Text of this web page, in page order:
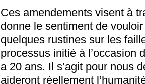
Ces amendements visent à
donne le sentiment de
quelques rustines sur les
processus initié à l’occasion
a 20 ans. Il s’agit pour nous
aideront réellement